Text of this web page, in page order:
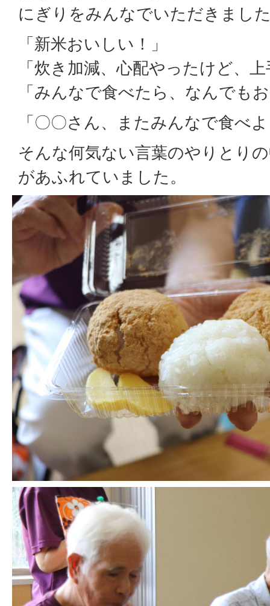
にぎりをみんなでいただきまし
「新米おいしい！」
「炊き加減、心配やったけど、
「みんなで食べたら、なんでも
「〇〇さん、またみんなで食べ
そんな何気ない言葉のやりとり
があふれていました。